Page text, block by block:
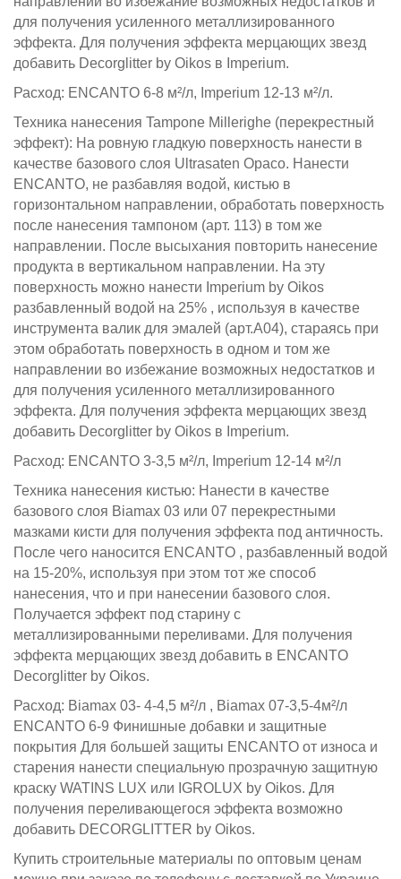
для получения усиленного металлизированного
эффекта. Для получения эффекта мерцающих звезд
добавить Decorglitter by Oikos в Imperium.
Расход: ENCANTO 6-8 м²/л, Imperium 12-13 м²/л.
Техника нанесения Tampone Millerighe (перекрестный
эффект): На ровную гладкую поверхность нанести в
качестве базового слоя Ultrasaten Opaco. Нанести
ENCANTO, не разбавляя водой, кистью в
горизонтальном направлении, обработать поверхность
после нанесения тампоном (арт. 113) в том же
направлении. После высыхания повторить нанесение
продукта в вертикальном направлении. На эту
поверхность можно нанести Imperium by Oikos
разбавленный водой на 25% , используя в качестве
инструмента валик для эмалей (арт.А04), стараясь при
этом обработать поверхность в одном и том же
направлении во избежание возможных недостатков и
для получения усиленного металлизированного
эффекта. Для получения эффекта мерцающих звезд
добавить Decorglitter by Oikos в Imperium.
Расход: ENCANTO 3-3,5 м²/л, Imperium 12-14 м²/л
Техника нанесения кистью: Нанести в качестве
базового слоя Biamax 03 или 07 перекрестными
мазками кисти для получения эффекта под античность.
После чего наносится ENCANTO , разбавленный водой
на 15-20%, используя при этом тот же способ
нанесения, что и при нанесении базового слоя.
Получается эффект под старину с
металлизированными переливами. Для получения
эффекта мерцающих звезд добавить в ENCANTO
Decorglitter by Oikos.
Расход: Biamax 03- 4-4,5 м²/л , Biamax 07-3,5-4м²/л
ENCANTO 6-9 Финишные добавки и защитные
покрытия Для большей защиты ENCANTO от износа и
старения нанести специальную прозрачную защитную
краску WATINS LUX или IGROLUX by Oikos. Для
получения переливающегося эффекта возможно
добавить DECORGLITTER by Oikos.
Купить строительные материалы по оптовым ценам